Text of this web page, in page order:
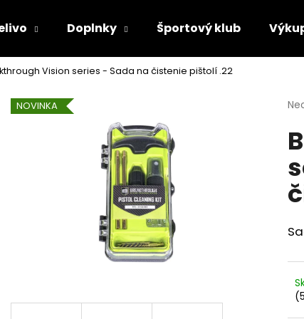
Doplnky Športový klub
Vision series - Sada na čistenie pištolí .22
je
z
5
NOVINKA
Čo potrebujete nájsť?
Odporúčame